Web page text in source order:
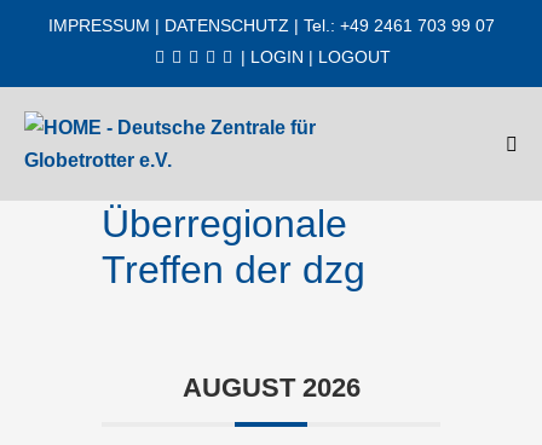
IMPRESSUM | DATENSCHUTZ | Tel.: +49 2461 703 99 07
| LOGIN | LOGOUT
Überregionale
Treffen der dzg
AUGUST 2026